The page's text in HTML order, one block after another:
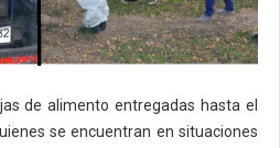
de alimento entregadas hasta el
se encuentran en situaciones